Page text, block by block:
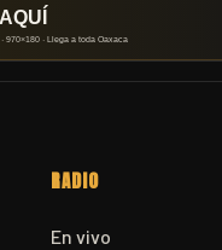
RADIO
En vivo